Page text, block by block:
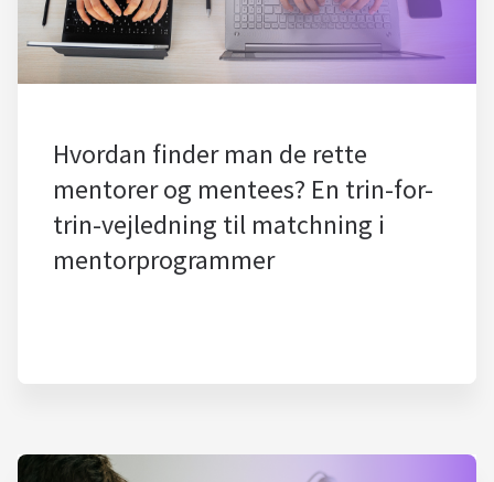
Hvordan finder man de rette
mentorer og mentees? En trin-for-
trin-vejledning til matchning i
mentorprogrammer